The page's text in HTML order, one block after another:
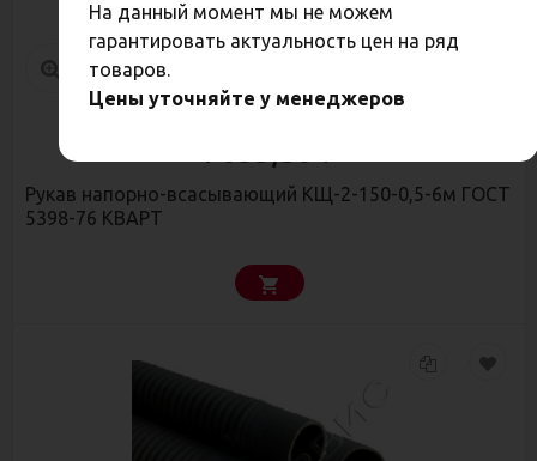
Рукав напорно-всасывающий КЩ-2-150-0,5-6м ГОСТ
5398-76 КВАРТ
На данный момент мы не можем
гарантировать актуальность цен на ряд
товаров.
Цены уточняйте у менеджеров